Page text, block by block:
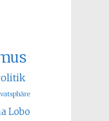
Lobo